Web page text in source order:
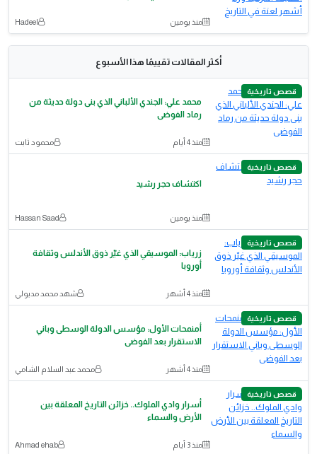
منذ يومين Hadeel
أكثر المقالات تقييمًا هذا الأسبوع
قصص تاريخية
محمد علي: الجندي الألباني الذي بنى دولة حديثة من
رماد الفوضى
منذ 4 أيام محمود ثابت
قصص تاريخية
اكتشاف حجر رشيد
منذ يومين Hassan Saad
قصص تاريخية
زرياب: الموسيقي الذي غيّر ذوق الأندلس وثقافة
أوروبا
منذ 4 أشهر شهد محمد مدبولي
قصص تاريخية
أمنمحات الأول: مؤسس الدولة الوسطى وباني
الاستقرار بعد الفوضى
منذ 4 أشهر محمد عبد السلام الشامي
قصص تاريخية
أسرار وادي الملوك.. خزائن التاريخ المعلقة بين
الأرض والسماء
منذ 3 أيام Ahmad ehab